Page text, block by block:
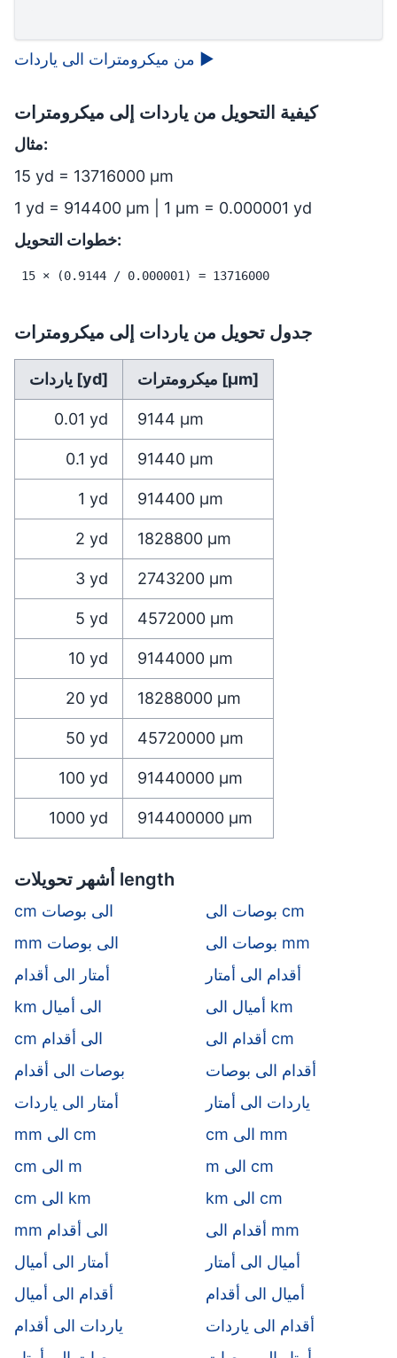
من ميكرومترات الى ياردات ▶
كيفية التحويل من ياردات إلى ميكرومترات
مثال:
15 yd = 13716000 µm
1 yd = 914400 µm | 1 µm = 0.000001 yd
خطوات التحويل:
15 × (0.9144 / 0.000001) = 13716000
جدول تحويل من ياردات إلى ميكرومترات
ياردات [yd] ميكرومترات [µm]
0.01 yd 9144 µm
0.1 yd 91440 µm
1 yd 914400 µm
2 yd 1828800 µm
3 yd 2743200 µm
5 yd 4572000 µm
10 yd 9144000 µm
20 yd 18288000 µm
50 yd 45720000 µm
100 yd 91440000 µm
1000 yd 914400000 µm
أشهر تحويلات length
cm الى بوصات
بوصات الى cm
mm الى بوصات
بوصات الى mm
أمتار الى أقدام
أقدام الى أمتار
km الى أميال
أميال الى km
cm الى أقدام
أقدام الى cm
بوصات الى أقدام
أقدام الى بوصات
أمتار الى ياردات
ياردات الى أمتار
mm الى cm
cm الى mm
cm الى m
m الى cm
cm الى km
km الى cm
mm الى أقدام
أقدام الى mm
أمتار الى أميال
أميال الى أمتار
أقدام الى أميال
أميال الى أقدام
ياردات الى أقدام
أقدام الى ياردات